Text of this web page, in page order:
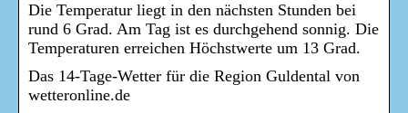
Die Temperatur liegt in den nächsten Stunden bei
rund 6 Grad. Am Tag ist es durchgehend sonnig. Die
Temperaturen erreichen Höchstwerte um 13 Grad.
Das 14-Tage-Wetter für die Region Guldental von
wetteronline.de